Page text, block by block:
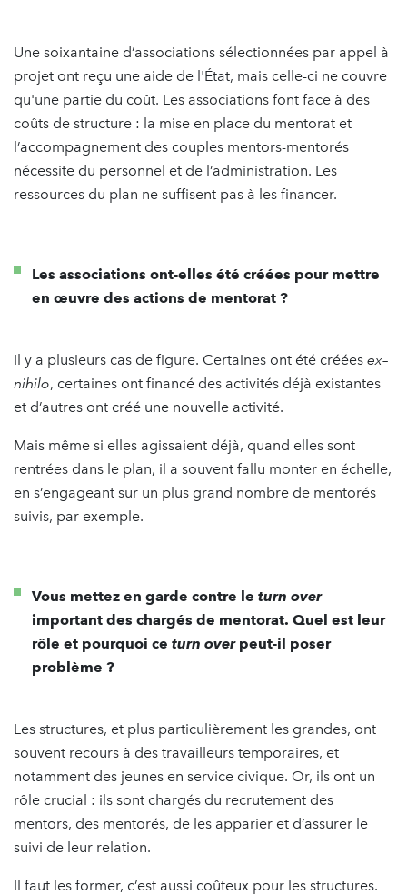
Une soixantaine d’associations sélectionnées par appel à
projet ont reçu une aide de l'État, mais celle-ci ne couvre
qu'une partie du coût. Les associations font face à des
coûts de structure : la mise en place du mentorat et
l’accompagnement des couples mentors-mentorés
nécessite du personnel et de l’administration. Les
ressources du plan ne suffisent pas à les financer.
Les associations ont-elles été créées pour mettre
en œuvre des actions de mentorat ?
Il y a plusieurs cas de figure. Certaines ont été créées ex–
nihilo, certaines ont financé des activités déjà existantes
et d’autres ont créé une nouvelle activité.
Mais même si elles agissaient déjà, quand elles sont
rentrées dans le plan, il a souvent fallu monter en échelle,
en s’engageant sur un plus grand nombre de mentorés
suivis, par exemple.
Vous mettez en garde contre le turn over
important des chargés de mentorat. Quel est leur
rôle et pourquoi ce turn over peut-il poser
problème ?
Les structures, et plus particulièrement les grandes, ont
souvent recours à des travailleurs temporaires, et
notamment des jeunes en service civique. Or, ils ont un
rôle crucial : ils sont chargés du recrutement des
mentors, des mentorés, de les apparier et d’assurer le
suivi de leur relation.
Il faut les former, c’est aussi coûteux pour les structures.